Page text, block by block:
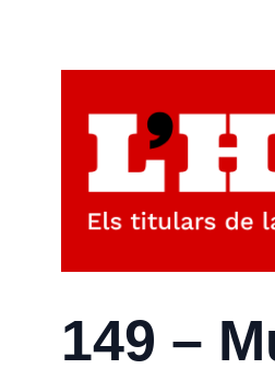
149 –